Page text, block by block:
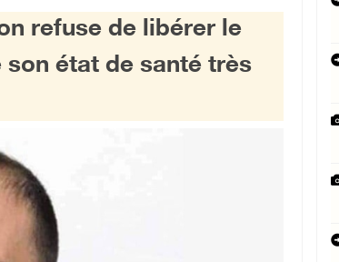
refuse de libérer le
état de santé très